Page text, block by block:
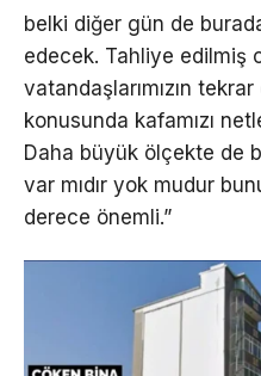
belki diğer gün de
edecek. Tahliye edilmiş
vatandaşlarımızın
konusunda kafamızı
Daha büyük ölçekte de
var mıdır yok mudur
derece önemli.”